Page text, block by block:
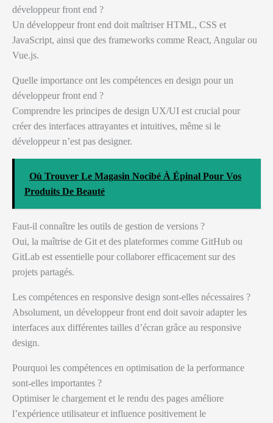
développeur front end ?
Un développeur front end doit maîtriser HTML, CSS et
JavaScript, ainsi que des frameworks comme React, Angular ou
Vue.js.
Quelle importance ont les compétences en design pour un
développeur front end ?
Comprendre les principes de design UX/UI est crucial pour
créer des interfaces attrayantes et intuitives, même si le
développeur n’est pas designer.
Où Trouver Le Magasin Nocibé À Épinal Pour Vos
Produits De Beauté
Faut-il connaître les outils de gestion de versions ?
Oui, la maîtrise de Git et des plateformes comme GitHub ou
GitLab est essentielle pour collaborer efficacement sur des
projets partagés.
Les compétences en responsive design sont-elles nécessaires ?
Absolument, un développeur front end doit savoir adapter les
interfaces aux différentes tailles d’écran grâce au responsive
design.
Pourquoi les compétences en optimisation de la performance
sont-elles importantes ?
Optimiser le chargement et le rendu des pages améliore
l’expérience utilisateur et influence positivement le